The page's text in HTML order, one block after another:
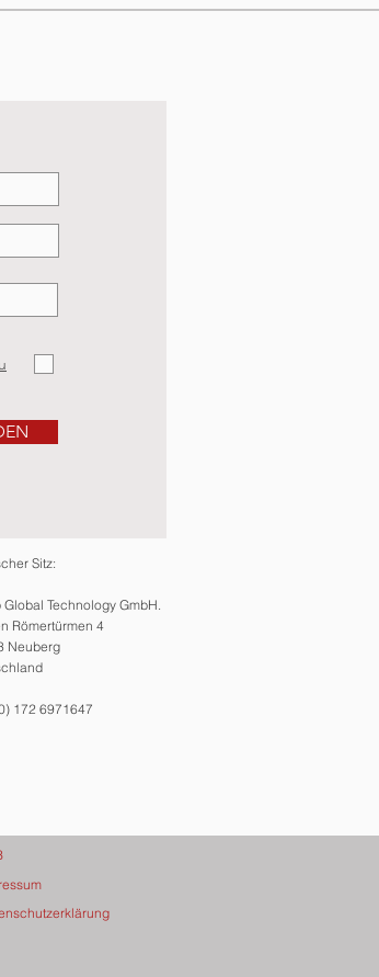
Sitz:
Global Technology GmbH.
Römertürmen 4
Neuberg
172 6971647